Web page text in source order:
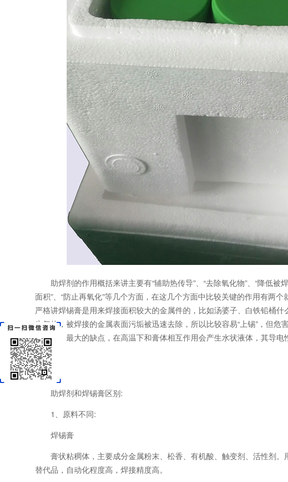
助焊剂的作用概括来讲主要有“辅助热传导”、“去除氧化物”、“降低
面积”、“防止再氧化”等几个方面，在这几个方面中比较关键的作用有两个
严格讲焊锡膏是用来焊接面积较大的金属件的，比如汤婆子、白铁铅桶
生气体，被焊接的金属表面污垢被迅速去除，所以比较容易“上锡”，但
是其次。最大的缺点，在高温下和膏体相互作用会产生水状液体，其导
合适。
助焊剂和焊锡膏区别:
1、原料不同:
焊锡膏
膏状粘稠体，主要成分金属粉末、松香、有机酸、触变剂、活性剂
替代品，自动化程度高，焊接精度高。